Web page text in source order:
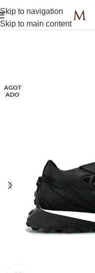
Skip to navigation
Skip to main content
AGOT
ADO